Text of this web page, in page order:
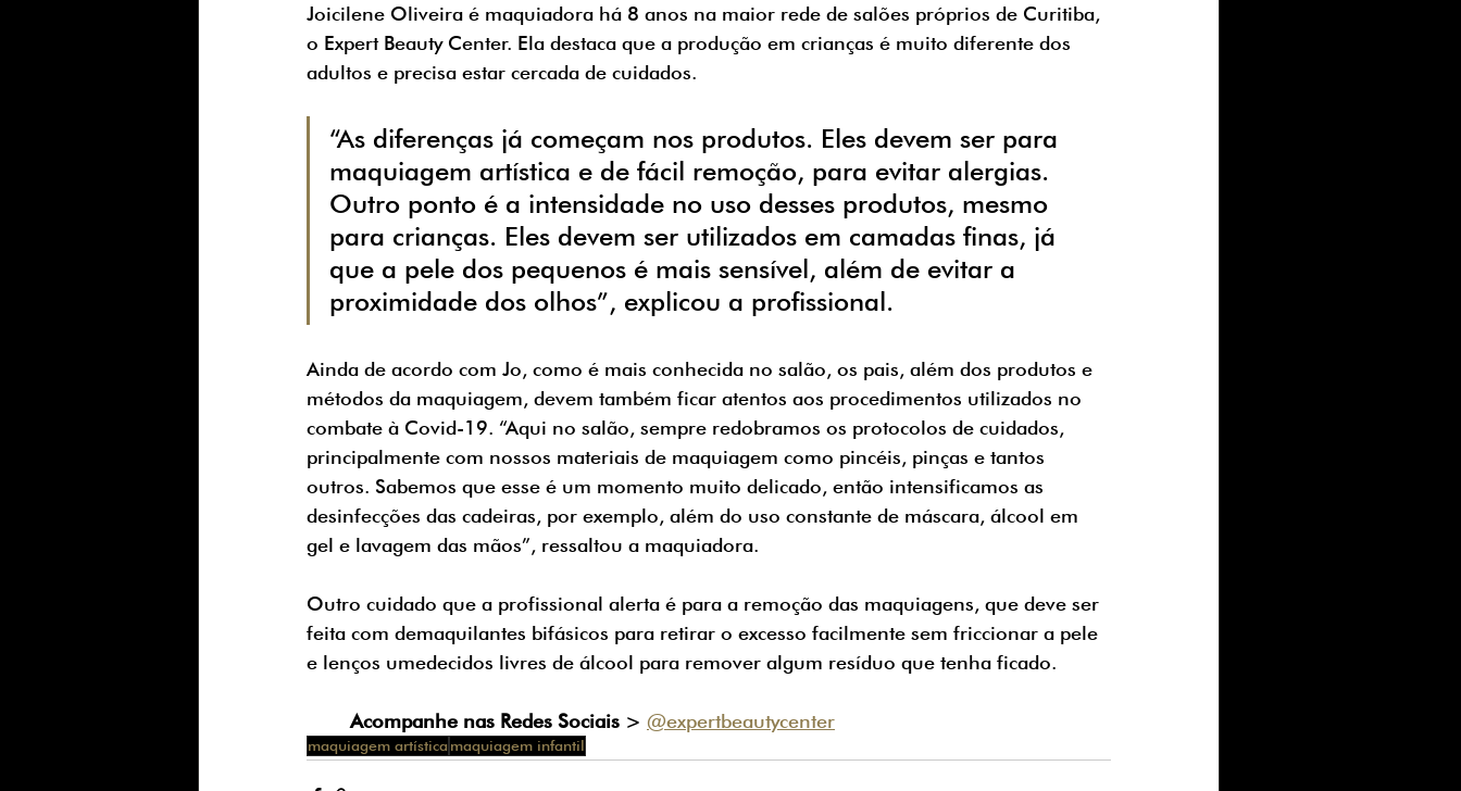
Joicilene Oliveira é maquiadora há 8 anos na maior rede de salões próprios de Curitiba,
o Expert Beauty Center. Ela destaca que a produção em crianças é muito diferente dos
adultos e precisa estar cercada de cuidados.
“As diferenças já começam nos produtos. Eles devem ser para
maquiagem artística e de fácil remoção, para evitar alergias.
Outro ponto é a intensidade no uso desses produtos, mesmo
para crianças. Eles devem ser utilizados em camadas finas, já
que a pele dos pequenos é mais sensível, além de evitar a
proximidade dos olhos”, explicou a profissional.
Ainda de acordo com Jo, como é mais conhecida no salão, os pais, além dos produtos e
métodos da maquiagem, devem também ficar atentos aos procedimentos utilizados no
combate à Covid-19. “Aqui no salão, sempre redobramos os protocolos de cuidados,
principalmente com nossos materiais de maquiagem como pincéis, pinças e tantos
outros. Sabemos que esse é um momento muito delicado, então intensificamos as
desinfecções das cadeiras, por exemplo, além do uso constante de máscara, álcool em
gel e lavagem das mãos”, ressaltou a maquiadora.
Outro cuidado que a profissional alerta é para a remoção das maquiagens, que deve ser
feita com demaquilantes bifásicos para retirar o excesso facilmente sem friccionar a pele
e lenços umedecidos livres de álcool para remover algum resíduo que tenha ficado.
Acompanhe nas Redes Sociais > @expertbeautycenter
maquiagem artística maquiagem infantil